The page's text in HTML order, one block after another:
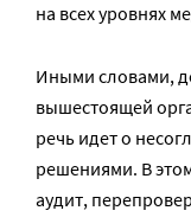
на всех уровнях
Иными словами,
вышестоящей
речь идет о
решениями. В
аудит,